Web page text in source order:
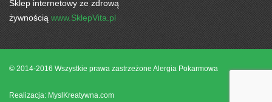
Sklep internetowy ze zdrową
żywnością www.SklepVita.pl
© 2014-2016 Wszystkie prawa zastrzeżone Alergia Pokarmowa
Realizacja: MyslKreatywna.com